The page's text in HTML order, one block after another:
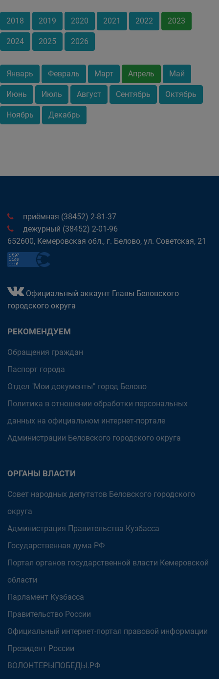
2018 2019 2020 2021 2022 2023
2024 2025 2026
Январь Февраль Март Апрель Май
Июнь Июль Август Сентябрь Октябрь
Ноябрь Декабрь
приёмная (38452) 2-81-37
дежурный (38452) 2-01-96
652600, Кемеровская обл., г. Белово, ул. Советская, 21
Официальный аккаунт Главы Беловского
городского округа
РЕКОМЕНДУЕМ
Обращения граждан
Паспорт города
Отдел "Мои документы" город Белово
Политика в отношении обработки персональных
данных на официальном интернет-портале
Администрации Беловского городского округа
ОРГАНЫ ВЛАСТИ
Совет народных депутатов Беловского городского
округа
Администрация Правительства Кузбасса
Государственная дума РФ
Портал органов государственной власти Кемеровской
области
Парламент Кузбасса
Правительство России
Официальный интернет-портал правовой информации
Президент России
ВОЛОНТЕРЫПОБЕДЫ.РФ